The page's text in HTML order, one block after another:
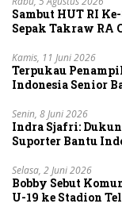
Sambut HUT RI
Sepak Takraw RA
Kamis, 11 Juni 2026
Terpukau
Indonesia Senior
Senin, 8 Juni 2026
Indra Sjafri:
Suporter Bantu
Selasa, 2 Juni 2026
Bobby Sebut
U-19 ke Stadion